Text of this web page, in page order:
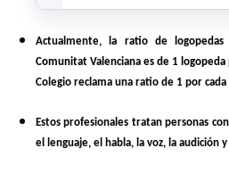
Actualmente,
la ratio de
Comunitat Valenciana es de 1
Colegio reclama una ratio de 1 por
Estos profesionales tratan personas
el lenguaje, el habla, la voz, la audición